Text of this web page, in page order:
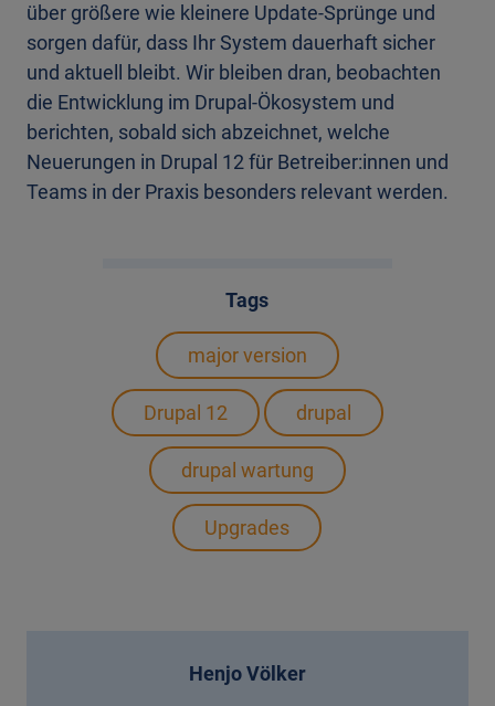
über größere wie kleinere Update-Sprünge und
sorgen dafür, dass Ihr System dauerhaft sicher
und aktuell bleibt. Wir bleiben dran, beobachten
die Entwicklung im Drupal-Ökosystem und
berichten, sobald sich abzeichnet, welche
Neuerungen in Drupal 12 für Betreiber:innen und
Teams in der Praxis besonders relevant werden.
Tags
major version
Drupal 12 drupal
drupal wartung
Upgrades
Henjo Völker